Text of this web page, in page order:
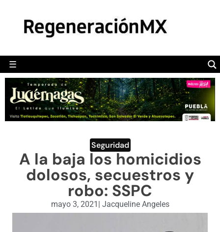
☰
POLÍTICA
CAMALEÓN
OPINIÓN
DEPORTES
ENGLISH SECTION
VIDEOS
Seguridad
A la baja los homicidios
dolosos, secuestros y
robo: SSPC
mayo 3, 2021 | Jacqueline Angeles